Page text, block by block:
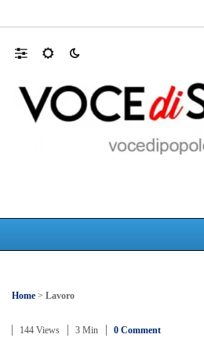
Home > Lavoro
144 Views 3 Min 0 Comment